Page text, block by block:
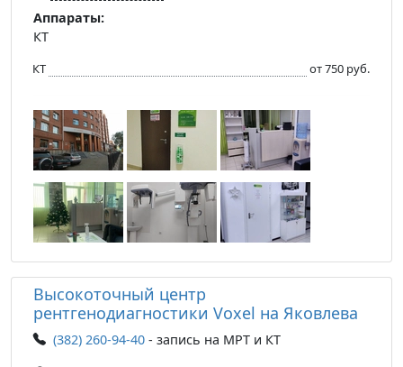
Аппараты:
КТ
КТ от 750 руб.
Высокоточный центр
рентгенодиагностики Voxel на Яковлева
(382) 260-94-40 - запись на МРТ и КТ